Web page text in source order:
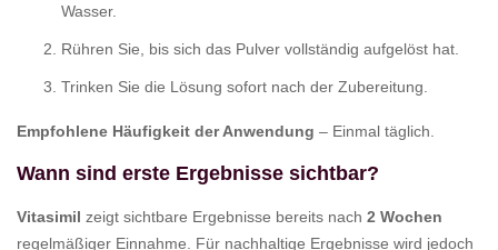
Wasser.
Rühren Sie, bis sich das Pulver vollständig aufgelöst hat.
Trinken Sie die Lösung sofort nach der Zubereitung.
Empfohlene Häufigkeit der Anwendung – Einmal täglich.
Wann sind erste Ergebnisse sichtbar?
Vitasimil zeigt sichtbare Ergebnisse bereits nach 2 Wochen
regelmäßiger Einnahme. Für nachhaltige Ergebnisse wird jedoch